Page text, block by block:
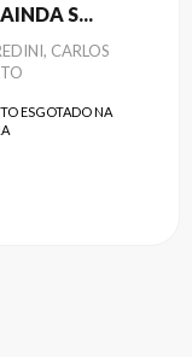
S...
CARLOS
ESGOTADO NA